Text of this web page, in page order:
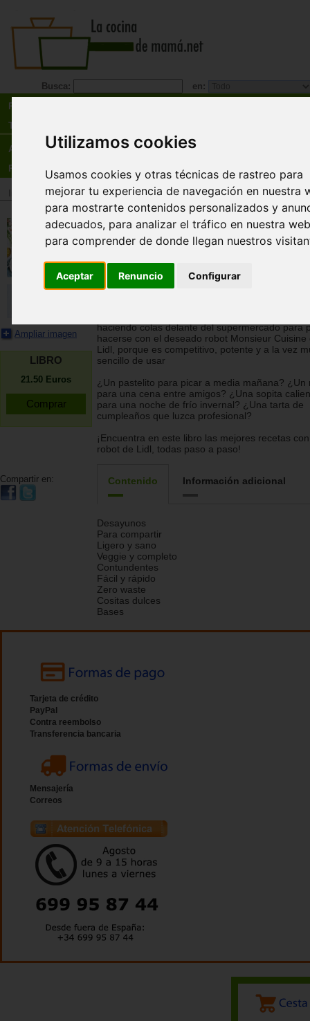
Utilizamos cookies
Usamos cookies y otras técnicas de rastreo para
mejorar tu experiencia de navegación en nuestra
para mostrarte contenidos personalizados y
adecuados, para analizar el tráfico en nuestra
para comprender de donde llegan nuestros
Aceptar Renuncio Configurar
Busca: en:
Recetas
Tienda
Actualidad
Registro
Tienda>Libros> Menú>Recetarios general
Ampliar imagen
LIBRO
21.50 Euros
Compartir en:
Monsieur cuisine. 100 recetas
no te puedes perder
Lelia Castello
Prepara comida deliciosa, sana y fácil de
haciendo colas delante del supermercado para
hacerse con el deseado robot Monsieur Cuisine
Lidl, porque es competitivo, potente y a la vez
sencillo de usar
¿Un pastelito para picar a media mañana? ¿Un
para una cena entre amigos? ¿Una sopita
para una noche de frío invernal? ¿Una tarta de
cumpleaños que luzca profesional?
¡Encuentra en este libro las mejores recetas
robot de Lidl, todas paso a paso!
Contenido Información adicional
Desayunos
Para compartir
Ligero y sano
Veggie y completo
Contundentes
Fácil y rápido
Zero waste
Cositas dulces
Bases
Tarjeta de crédito
PayPal
Contra reembolso
Transferencia bancaria
Mensajería
Correos